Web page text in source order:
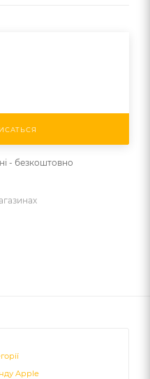
- безкоштовно
Apple